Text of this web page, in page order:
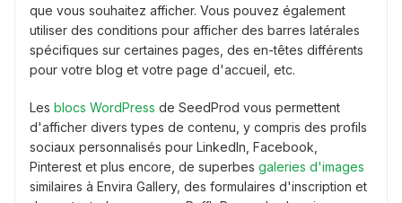
que vous souhaitez afficher. Vous pouvez également
utiliser des conditions pour afficher des barres latérales
spécifiques sur certaines pages, des en-têtes différents
pour votre blog et votre page d'accueil, etc.
Les blocs WordPress de SeedProd vous permettent
d'afficher divers types de contenu, y compris des profils
sociaux personnalisés pour LinkedIn, Facebook,
Pinterest et plus encore, de superbes galeries d'images
similaires à Envira Gallery, des formulaires d'inscription et